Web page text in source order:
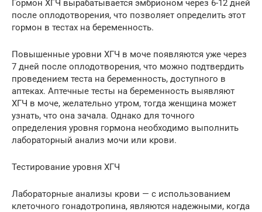
Гормон ХГЧ вырабатывается эмбрионом через 6-12 дней
после оплодотворения, что позволяет определить этот
гормон в тестах на беременность.
Повышенные уровни ХГЧ в моче появляются уже через
7 дней после оплодотворения, что можно подтвердить
проведением теста на беременность, доступного в
аптеках. Аптечные тесты на беременность выявляют
ХГЧ в моче, желательно утром, тогда женщина может
узнать, что она зачала. Однако для точного
определения уровня гормона необходимо выполнить
лабораторный анализ мочи или крови.
Тестирование уровня ХГЧ
Лабораторные анализы крови — с использованием
клеточного гонадотропина, являются надежными, когда